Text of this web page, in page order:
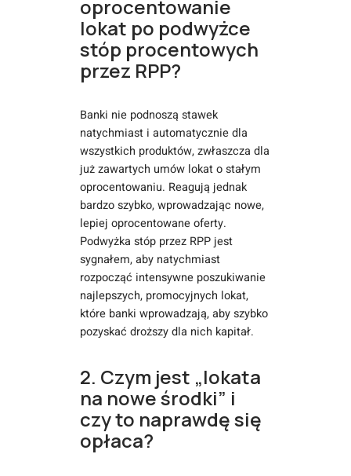
oprocentowanie
lokat po podwyżce
stóp procentowych
przez RPP?
Banki nie podnoszą stawek
natychmiast i automatycznie dla
wszystkich produktów, zwłaszcza dla
już zawartych umów lokat o stałym
oprocentowaniu. Reagują jednak
bardzo szybko, wprowadzając nowe,
lepiej oprocentowane oferty.
Podwyżka stóp przez RPP jest
sygnałem, aby natychmiast
rozpocząć intensywne poszukiwanie
najlepszych, promocyjnych lokat,
które banki wprowadzają, aby szybko
pozyskać droższy dla nich kapitał.
2. Czym jest „lokata
na nowe środki” i
czy to naprawdę się
opłaca?